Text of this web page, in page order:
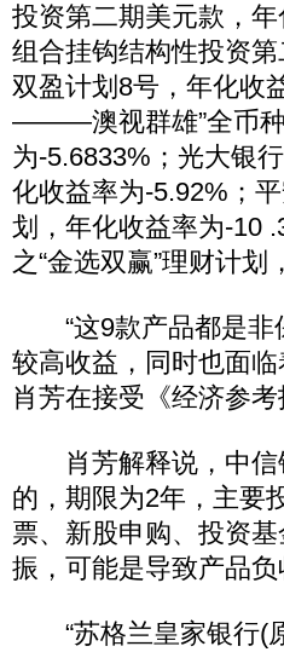
投资第二期美元款，
组合挂钩结构性投资
双盈计划8号，年化收
———澳视群雄”全币种
为-5.6833%；光大银
化收益率为-5.92%；
划，年化收益率为-10
之“金选双赢”理财计
“这9款产品都是非
较高收益，同时也面
肖芳在接受《经济参
肖芳解释说，中信
的，期限为2年，主要
票、新股申购、投资
振，可能是导致产品负
“苏格兰皇家银行(